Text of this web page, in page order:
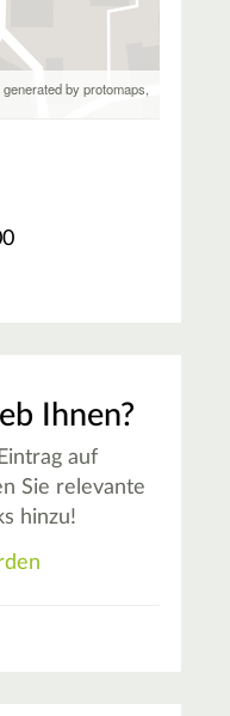
by protomaps,
Ihnen?
auf
Sie relevante
hinzu!